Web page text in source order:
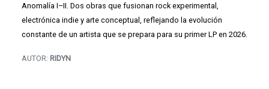
Anomalía I–II. Dos obras que fusionan rock experimental,
electrónica indie y arte conceptual, reflejando la evolución
constante de un artista que se prepara para su primer LP en 2026.
AUTOR: RIDYN